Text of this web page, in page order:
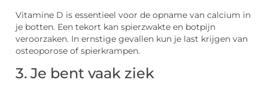
Vitamine D is essentieel voor de opname van calcium in
je botten. Een tekort kan spierzwakte en botpijn
veroorzaken. In ernstige gevallen kun je last krijgen van
osteoporose of spierkrampen.
3. Je bent vaak ziek